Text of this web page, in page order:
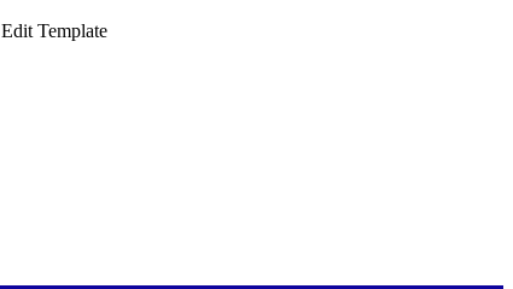
Edit Template